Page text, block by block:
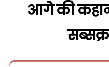
आगे की